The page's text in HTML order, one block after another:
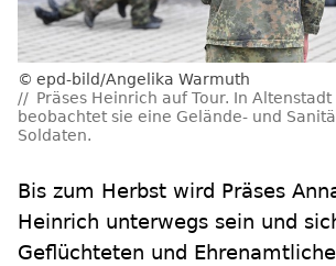
epd-bild/Angelika Warmuth
Präses Heinrich auf Tour. In
beobachtet sie eine Gelände- und
Soldaten.
Bis zum Herbst wird Präses
Heinrich unterwegs sein und
Geflüchteten und